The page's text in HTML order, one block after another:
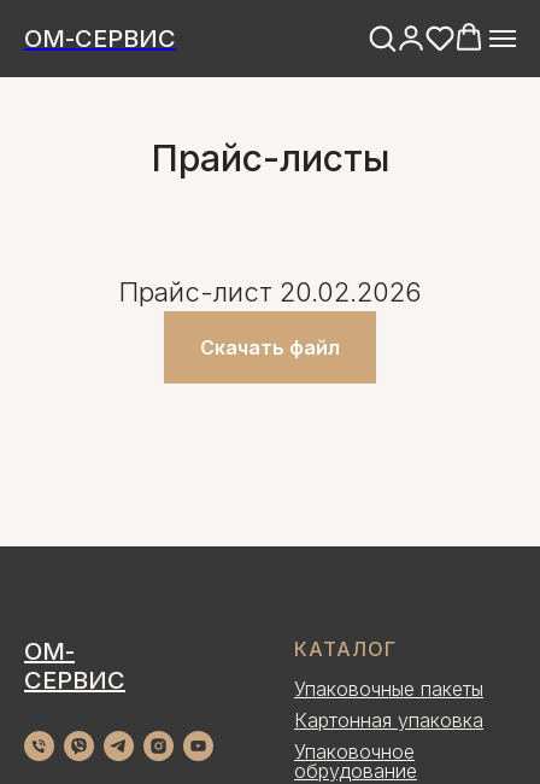
ОМ-СЕРВИС
Прайс-листы
Прайс-лист 20.02.2026
Скачать файл
ОМ-
СЕРВИС
КАТАЛОГ
Упаковочные пакеты
Картонная упаковка
Упаковочное
обрудование